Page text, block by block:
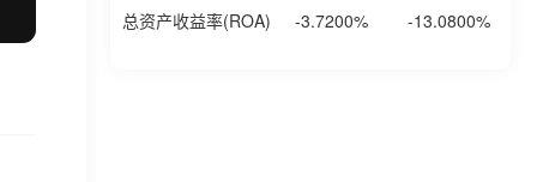
总资产收益率(ROA) -3.7200% -13.0800%